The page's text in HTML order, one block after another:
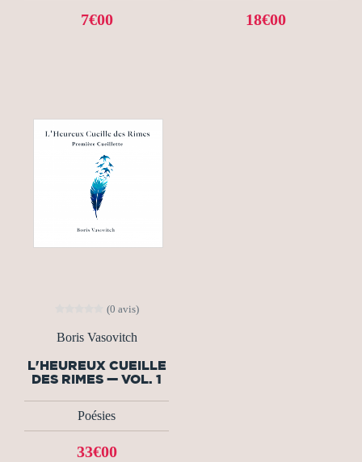
7€00 18€00
(0 avis)
Boris Vasovitch
L'HEUREUX CUEILLE
DES RIMES — VOL. 1
Poésies
33€00